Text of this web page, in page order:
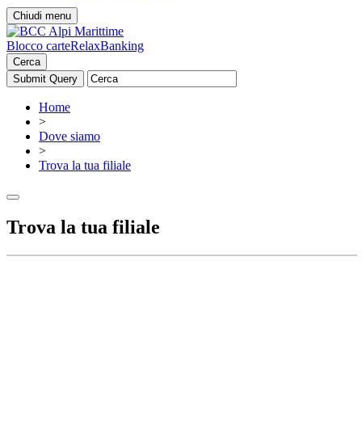
Chiudi menu
Blocco carteRelaxBanking
Cerca
Home
>
Dove siamo
>
Trova la tua filiale
Trova la tua filiale